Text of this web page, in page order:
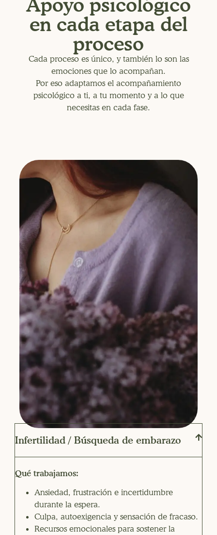
en cada etapa del
proceso
Cada proceso es único, y también lo son las
emociones que lo acompañan.
Por eso adaptamos el acompañamiento
psicológico a ti, a tu momento y a lo que
necesitas en cada fase.
Infertilidad / Búsqueda de embarazo
Qué trabajamos:
Ansiedad, frustración e incertidumbre
durante la espera.
Culpa, autoexigencia y sensación de fracaso.
Recursos emocionales para sostener la